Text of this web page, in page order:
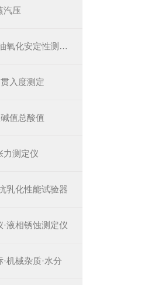
汽压
润滑油·柴油汽油氧化安定性测定仪
入度测定
值总酸值
力测定仪
乳化性能试验器
液相锈蚀测定仪
机械杂质·水分